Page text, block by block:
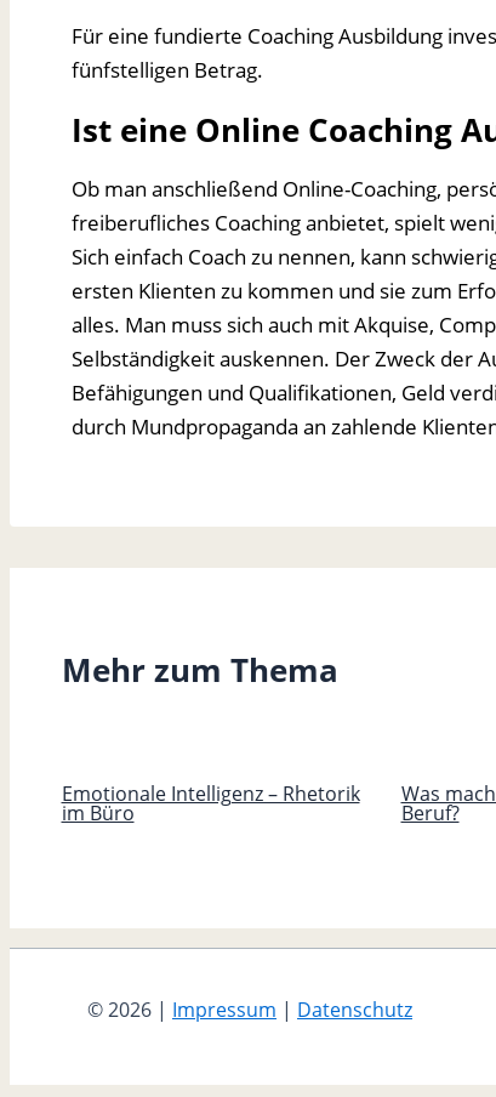
Für eine fundierte Coaching Ausbildung
fünfstelligen Betrag.
Ist eine Online Coaching
Ob man anschließend Online-Coaching,
freiberufliches Coaching anbietet, spielt
Sich einfach Coach zu nennen, kann
ersten Klienten zu kommen und sie zum
alles. Man muss sich auch mit Akquise,
Selbständigkeit auskennen. Der Zweck der
Befähigungen und Qualifikationen, Geld
durch Mundpropaganda an zahlende
Mehr zum Thema
Emotionale Intelligenz – Rhetorik
im Büro
Was
Beruf?
© 2026 | Impressum | Datenschutz